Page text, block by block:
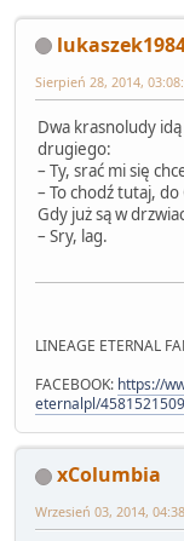
Sierpień 28, 2014,
Dwa krasnoludy
drugiego:
– Ty, srać mi się
– To chodź tutaj, do
Gdy już są w
– Sry, lag.
LINEAGE ETERNAL
FACEBOOK: https://
eternalpl/
xColumbia
Wrzesień 03, 2014,